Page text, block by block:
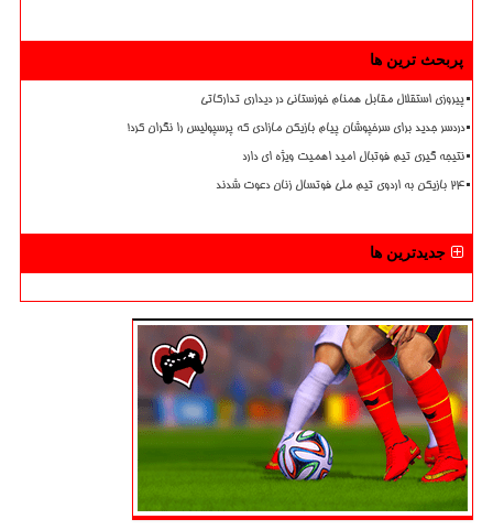
پربحث ترین ها
پیروزی استقلال مقابل همنام خوزستانی در دیداری تدارکاتی
دردسر جدید برای سرخپوشان پیام بازیکن مازادی که پرسپولیس را نگران کرد!
نتیجه گیری تیم فوتبال امید اهمیت ویژه ای دارد
۲۴ بازیکن به اردوی تیم ملی فوتسال زنان دعوت شدند
جدیدترین ها